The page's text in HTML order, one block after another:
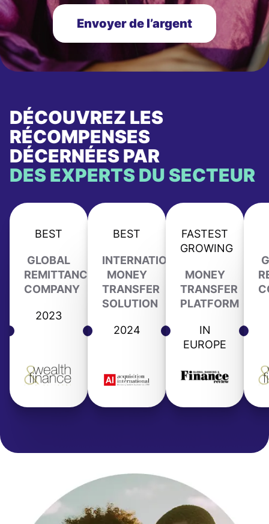
Envoyer de l’argent
DÉCOUVREZ LES
RÉCOMPENSES
DÉCERNÉES PAR
DES EXPERTS DU SECTEUR
BEST
GLOBAL
REMITTANCE
COMPANY
2023
BEST
INTERNATIONAL
MONEY
TRANSFER
SOLUTION
2024
FASTEST
GROWING
MONEY
TRANSFER
PLATFORM
IN
EUROPE